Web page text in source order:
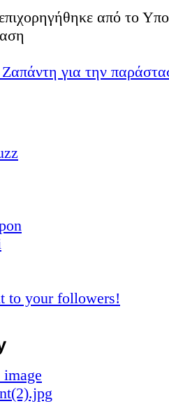
από το
για την
to your followers!